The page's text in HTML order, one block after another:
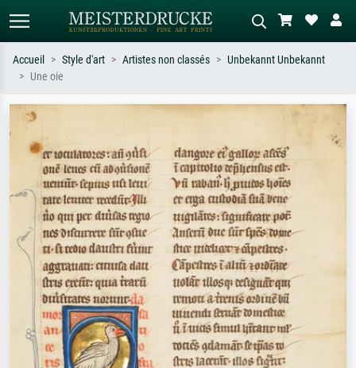
Recherchez par artiste, titre ou style –
impressionnisme, vague de Hokusai,
nu.
Décrivez la scène – ex. prairie verte,
tableau sombre, nu debout près d'un
arbre.
Accueil Style d'art Artistes non classés
Unbekannt Unbekannt
Une oie